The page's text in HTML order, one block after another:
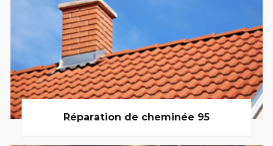
Réparation de cheminée 95